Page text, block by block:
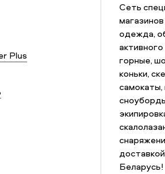
Plus
Сеть
одежда,
горные,
коньки,
Беларусь!